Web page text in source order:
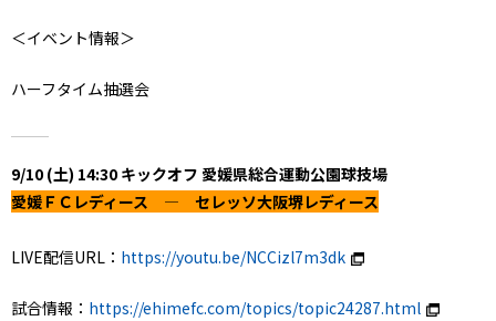
＜イベント情報＞
ハーフタイム抽選会
9/10 (土) 14:30 キックオフ 愛媛県総合運動公園球技場
愛媛ＦＣレディース ― セレッソ大阪堺レディース
LIVE配信URL： https://youtu.be/NCCizl7m3dk
試合情報： https://ehimefc.com/topics/topic24287.html